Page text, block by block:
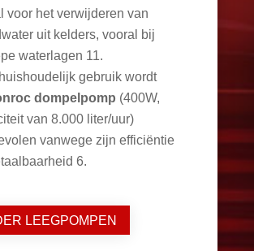
voor het verwijderen van
uit kelders, vooral bij
waterlagen 11.
gebruik wordt
dompelpomp (400W,
van 8.000 liter/uur)
vanwege zijn efficiëntie
6.
LEEGPOMPEN